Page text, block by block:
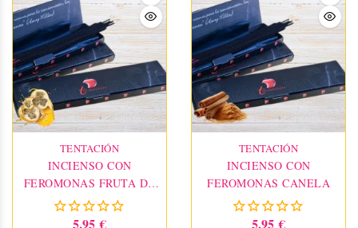
TENTACIÓN
INCIENSO CON
FEROMONAS FRUTA DE
LA PASIÓN
5,95 €
TENTACIÓN
INCIENSO CON
FEROMONAS CANELA
5,95 €